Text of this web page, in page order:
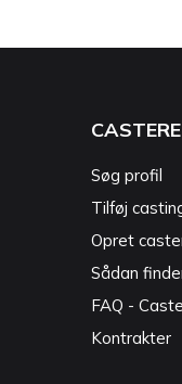
CASTERE
Søg profil
Tilføj
Opret
Sådan
FAQ -
Kontrakter